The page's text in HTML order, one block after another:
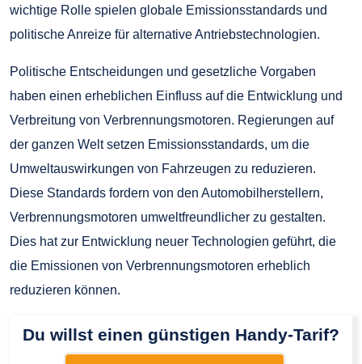
wichtige Rolle spielen globale Emissionsstandards und
politische Anreize für alternative Antriebstechnologien.
Politische Entscheidungen und gesetzliche Vorgaben
haben einen erheblichen Einfluss auf die Entwicklung und
Verbreitung von Verbrennungsmotoren. Regierungen auf
der ganzen Welt setzen Emissionsstandards, um die
Umweltauswirkungen von Fahrzeugen zu reduzieren.
Diese Standards fordern von den Automobilherstellern,
Verbrennungsmotoren umweltfreundlicher zu gestalten.
Dies hat zur Entwicklung neuer Technologien geführt, die
die Emissionen von Verbrennungsmotoren erheblich
reduzieren können.
Du willst einen günstigen Handy-Tarif?